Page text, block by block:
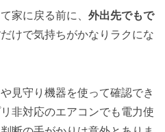
家に戻る前に、 外出先でもで
だけで気持ちがかなりラクにな
見守り機器を使って確認でき
非対応のエアコンでも電力使